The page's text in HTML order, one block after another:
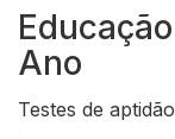
Ano
Testes de